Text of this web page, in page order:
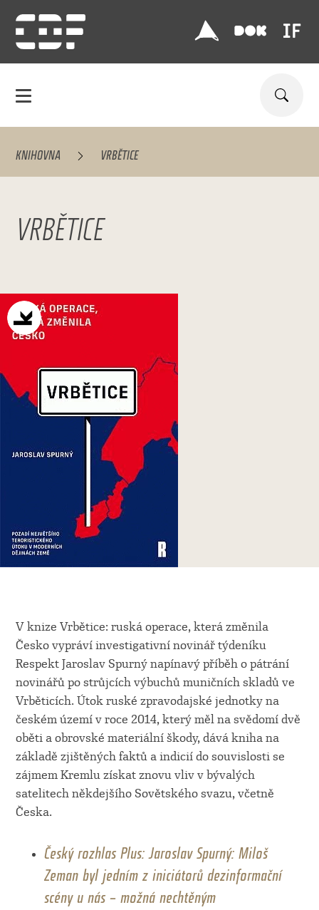
KNIHOVNA VRBĚTICE
VRBĚTICE
V knize Vrbětice: ruská operace, která změnila
Česko vypráví investigativní novinář týdeníku
Respekt Jaroslav Spurný napínavý příběh o pátrání
novinářů po strůjcích výbuchů muničních skladů ve
Vrběticích. Útok ruské zpravodajské jednotky na
českém území v roce 2014, který měl na svědomí dvě
oběti a obrovské materiální škody, dává kniha na
základě zjištěných faktů a indicií do souvislosti se
zájmem Kremlu získat znovu vliv v bývalých
satelitech někdejšího Sovětského svazu, včetně
Česka.
Český rozhlas Plus: Jaroslav Spurný: Miloš
Zeman byl jedním z iniciátorů dezinformační
scény u nás – možná nechtěným